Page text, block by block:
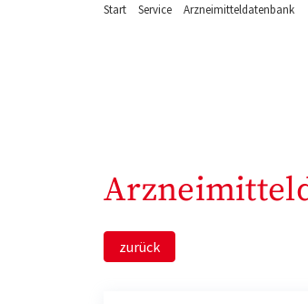
Start Service Arzneimitteldatenbank
zurück